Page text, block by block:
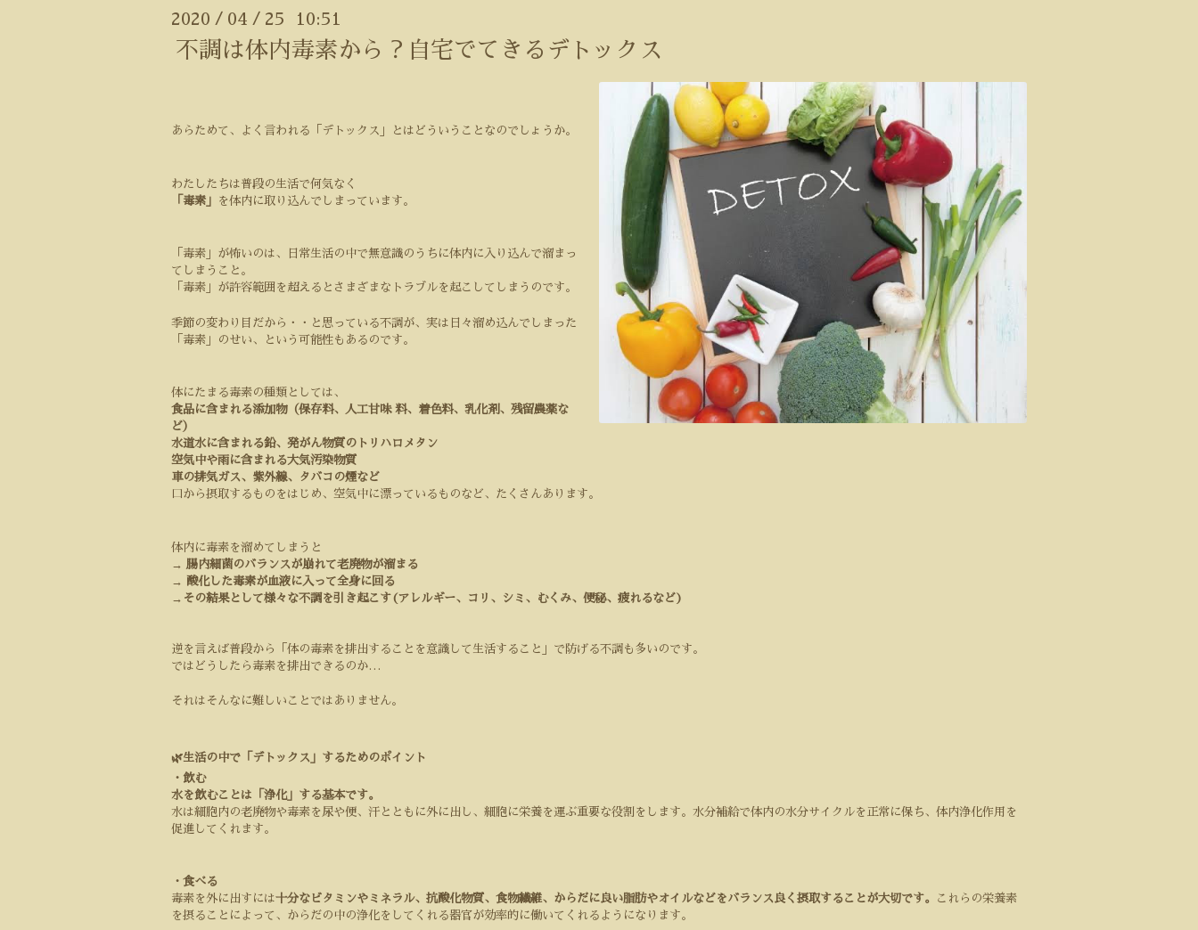
2020 / 04 / 25 10:51
不調は体内毒素から？自宅でてきるデトックス
あらためて、よく言われる「デトックス」とはどういうことなのでしょうか。
わたしたちは普段の生活で何気なく
「毒素」
を体内に取り込んでしまっています。
「毒素」が怖いのは、日常生活の中で無意識のうちに体内に入り込んで溜まっ
てしまうこと。
「毒素」が許容範囲を超えるとさまざまなトラブルを起こしてしまうのです。
季節の変わり目だから・・と思っている不調が、実は日々溜め込んでしまった
「毒素」のせい、という可能性もあるのです。
体にたまる毒素の種類としては、
食品に含まれる添加物（保存料、人工甘味 料、着色料、乳化剤、残留農薬な
ど）
水道水に含まれる鉛、発がん物質のトリハロメタン
空気中や雨に含まれる大気汚染物質
車の排気ガス、紫外線、タバコの煙など
口から摂取するものをはじめ、空気中に漂っているものなど、たくさんあります。
体内に毒素を溜めてしまうと
→ 腸内細菌のバランスが崩れて老廃物が溜まる
→ 酸化した毒素が血液に入って全身に回る
→その結果として様々な不調を引き起こす(アレルギー、コリ、シミ、むくみ、便秘、疲れるなど)
逆を言えば普段から「体の毒素を排出することを意識して生活すること」で防げる不調も多いのです。
ではどうしたら毒素を排出できるのか…
それはそんなに難しいことではありません。
🌿生活の中で「デトックス」するためのポイント
・飲む
水を飲むことは「浄化」する基本です。
水は細胞内の老廃物や毒素を尿や便、汗とともに外に出し、細胞に栄養を運ぶ重要な役割をします。水分補給で体内の水分サイクルを正常に保ち、体内浄化作用を
促進してくれます。
・食べる
毒素を外に出すには十分なビタミンやミネラル、抗酸化物質、食物繊維、からだに良い脂肪やオイルなどをバランス良く摂取することが大切です。
これらの栄養素
を摂ることによって、からだの中の浄化をしてくれる器官が効率的に働いてくれるようになります。